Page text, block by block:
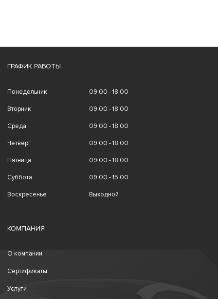
ГРАФИК РАБОТЫ
Понедельник 09:00 - 18:00
Вторник 09:00 - 18:00
Среда 09:00 - 18:00
Четверг 09:00 - 18:00
Пятница 09:00 - 18:00
Суббота 09:00 - 15:00
Воскресенье Выходной
КОМПАНИЯ
О компании
Сертификаты
Услуги